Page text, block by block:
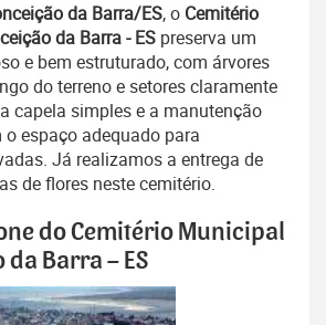
da Barra/ES, o Cemitério
da Barra - ES preserva um
e bem estruturado, com árvores
do terreno e setores claramente
capela simples e a manutenção
espaço adequado para
Já realizamos a entrega de
de flores neste cemitério.
do Cemitério Municipal
Barra – ES